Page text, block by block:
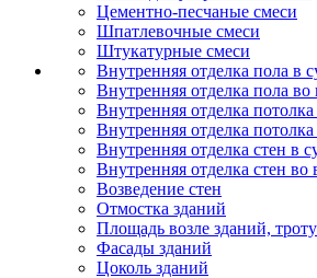
Цементно-песчаные смеси
Шпатлевочные смеси
Штукатурные смеси
Внутренняя отделка пола в
Внутренняя отделка пола
Внутренняя отделка
Внутренняя отделка
Внутренняя отделка стен в
Внутренняя отделка стен
Возведение стен
Отмостка зданий
Площадь возле зданий,
Фасады зданий
Цоколь зданий